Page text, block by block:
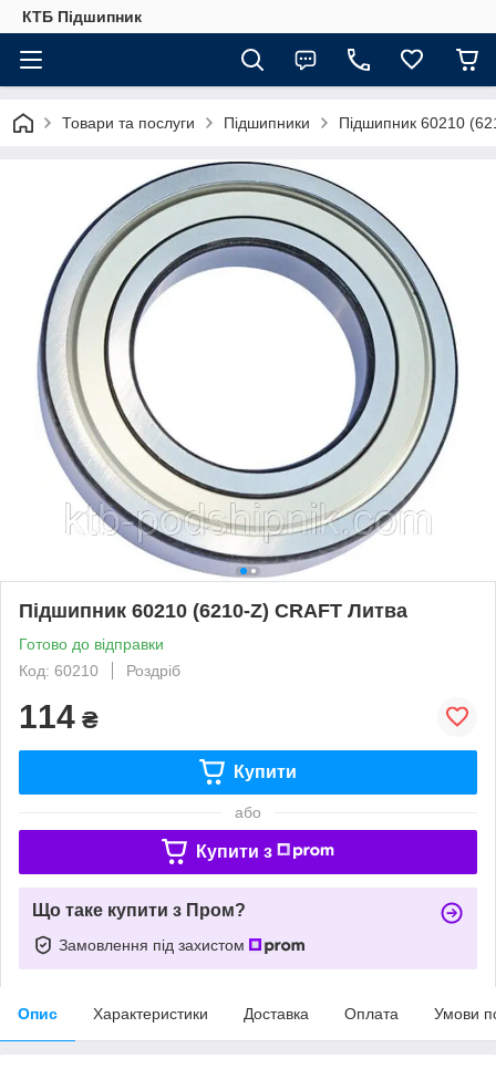
КТБ Підшипник
Товари та послуги Підшипники Підшипник 60210
Підшипник 60210 (6210-Z) CRAFT Литва
Готово до відправки
Код: 60210
Роздріб
114 ₴
Купити
або
Купити з
Що таке купити з Пром?
Замовлення під захистом
Опис Характеристики Доставка Оплата Умови